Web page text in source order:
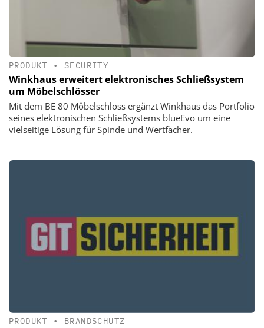
PRODUKT • SECURITY
Winkhaus erweitert elektronisches Schließsystem
um Möbelschlösser
Mit dem BE 80 Möbelschloss ergänzt Winkhaus das Portfolio
seines elektronischen Schließsystems blueEvo um eine
vielseitige Lösung für Spinde und Wertfächer.
PRODUKT • BRANDSCHUTZ